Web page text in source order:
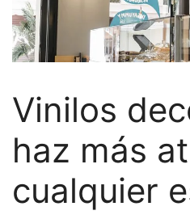
Vinilos
haz más
cualquier